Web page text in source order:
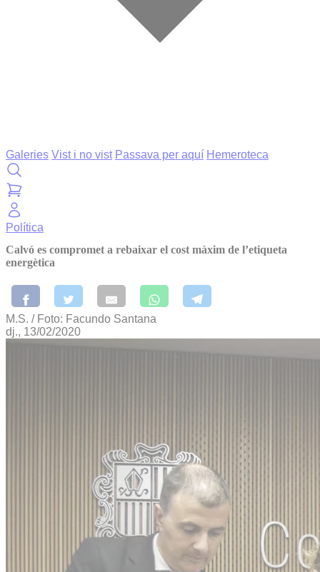
Galeries Vist i no vist Passava per aquí Hemeroteca
Política
Calvó es compromet a rebaixar el cost màxim de l’etiqueta
energètica
M.S. / Foto: Facundo Santana
dj., 13/02/2020